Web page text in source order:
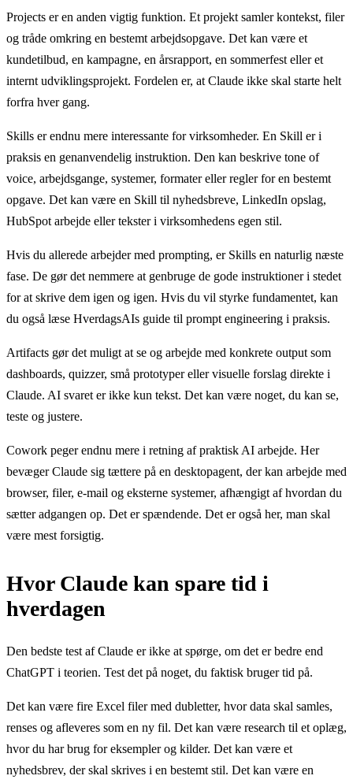
Projects er en anden vigtig funktion. Et projekt samler kontekst, filer
og tråde omkring en bestemt arbejdsopgave. Det kan være et
kundetilbud, en kampagne, en årsrapport, en sommerfest eller et
internt udviklingsprojekt. Fordelen er, at Claude ikke skal starte helt
forfra hver gang.
Skills er endnu mere interessante for virksomheder. En Skill er i
praksis en genanvendelig instruktion. Den kan beskrive tone of
voice, arbejdsgange, systemer, formater eller regler for en bestemt
opgave. Det kan være en Skill til nyhedsbreve, LinkedIn opslag,
HubSpot arbejde eller tekster i virksomhedens egen stil.
Hvis du allerede arbejder med prompting, er Skills en naturlig næste
fase. De gør det nemmere at genbruge de gode instruktioner i stedet
for at skrive dem igen og igen. Hvis du vil styrke fundamentet, kan
du også læse HverdagsAIs guide til prompt engineering i praksis.
Artifacts gør det muligt at se og arbejde med konkrete output som
dashboards, quizzer, små prototyper eller visuelle forslag direkte i
Claude. AI svaret er ikke kun tekst. Det kan være noget, du kan se,
teste og justere.
Cowork peger endnu mere i retning af praktisk AI arbejde. Her
bevæger Claude sig tættere på en desktopagent, der kan arbejde med
browser, filer, e-mail og eksterne systemer, afhængigt af hvordan du
sætter adgangen op. Det er spændende. Det er også her, man skal
være mest forsigtig.
Hvor Claude kan spare tid i
hverdagen
Den bedste test af Claude er ikke at spørge, om det er bedre end
ChatGPT i teorien. Test det på noget, du faktisk bruger tid på.
Det kan være fire Excel filer med dubletter, hvor data skal samles,
renses og afleveres som en ny fil. Det kan være research til et oplæg,
hvor du har brug for eksempler og kilder. Det kan være et
nyhedsbrev, der skal skrives i en bestemt stil. Det kan være en